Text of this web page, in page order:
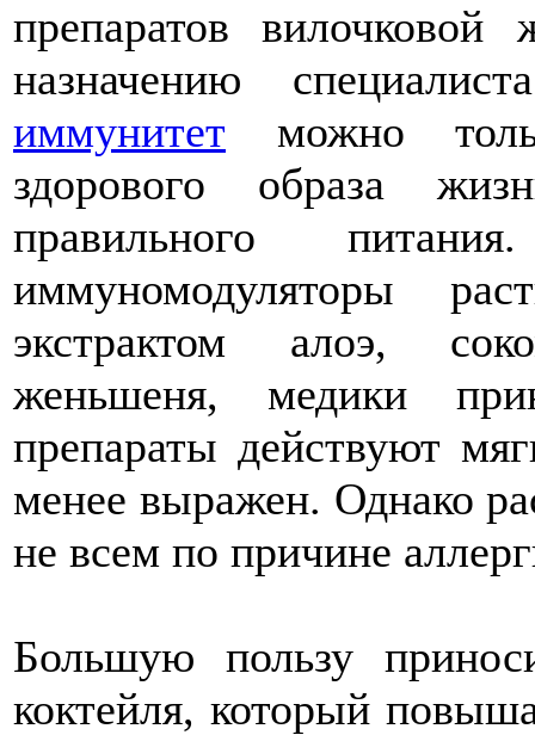
препаратов вилочковой
назначению
иммунитет можно
здорового образа
правильного
иммуномодуляторы
экстрактом алоэ,
женьшеня, медики
препараты действуют
менее выражен. Однако
не всем по причине
Большую пользу
коктейля, который